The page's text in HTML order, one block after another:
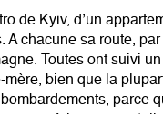
de Kyiv, d’un
A chacune sa route,
Toutes ont suivi
bien que la
parce